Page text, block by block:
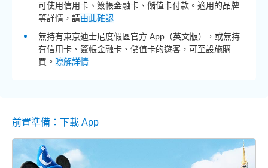
可使用信用卡、簽帳金融卡、儲值卡付款。適用的品牌
等詳情，請由此確認
無持有東京迪士尼度假區官方 App（英文版），或無持
有信用卡、簽帳金融卡、儲值卡的遊客，可至設施購
買。 瞭解詳情
前置準備：下載 App